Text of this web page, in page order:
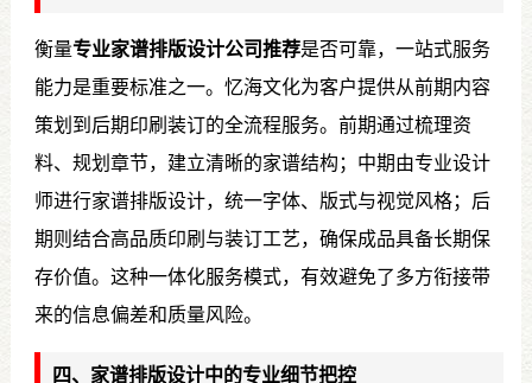
衡量专业家谱排版设计公司推荐是否可靠，一站式服务
能力是重要标准之一。忆海文化为客户提供从前期内容
策划到后期印刷装订的全流程服务。前期通过梳理资
料、规划章节，建立清晰的家谱结构；中期由专业设计
师进行家谱排版设计，统一字体、版式与视觉风格；后
期则结合高品质印刷与装订工艺，确保成品具备长期保
存价值。这种一体化服务模式，有效避免了多方衔接带
来的信息偏差和质量风险。
四、家谱排版设计中的专业细节把控